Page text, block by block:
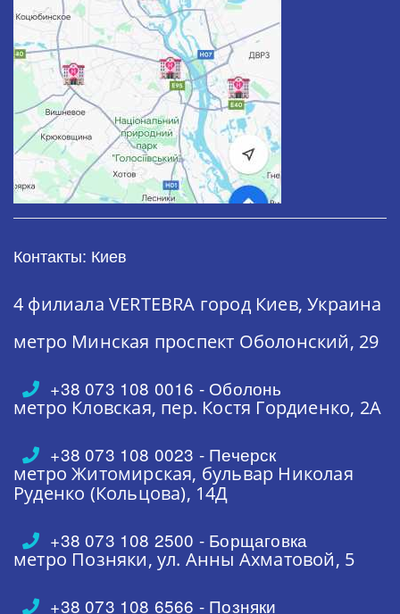
Контакты: Киев
4 филиала VERTEBRA город Киев, Украина
метро Минская проспект Оболонский, 29
+38 073 108 0016 - Оболонь
метро Кловская, пер. Костя Гордиенко, 2А
+38 073 108 0023 - Печерск
метро Житомирская, бульвар Николая
Руденко (Кольцова), 14Д
+38 073 108 2500 - Борщаговка
метро Позняки, ул. Анны Ахматовой, 5
+38 073 108 6566 - Позняки